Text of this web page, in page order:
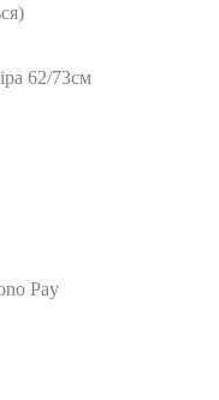
62/73см
Pay